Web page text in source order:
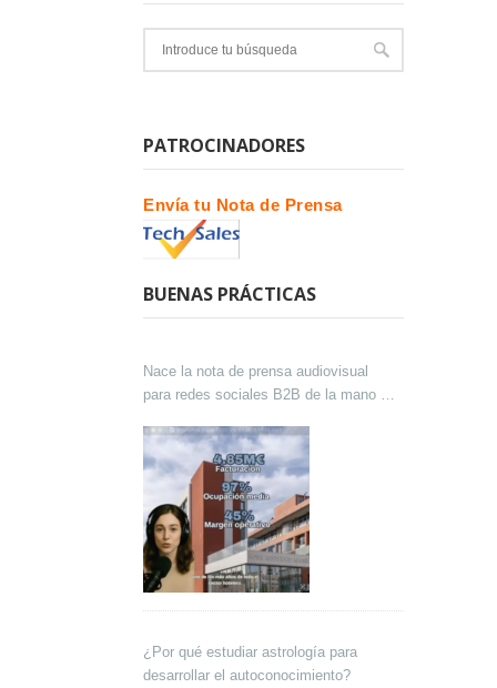
PATROCINADORES
Envía tu Nota de Prensa
BUENAS PRÁCTICAS
Nace la nota de prensa audiovisual
para redes sociales B2B de la mano de
¿Por qué estudiar astrología para
desarrollar el autoconocimiento?